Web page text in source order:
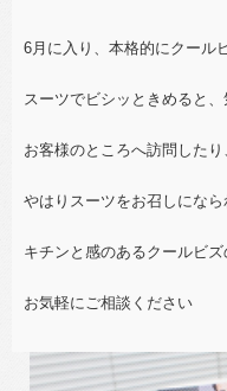
6月に入り、本格的にクール
スーツでビシッときめると
お客様のところへ訪問した
やはりスーツをお召しになら
キチンと感のあるクールビズ
お気軽にご相談ください